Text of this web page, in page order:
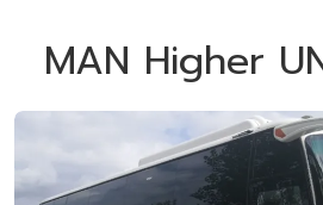
MAN Higher